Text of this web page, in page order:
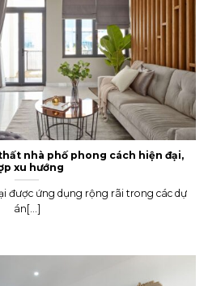
nhà phố phong cách hiện đại,
xu hướng
được ứng dụng rộng rãi trong các dự
án[...]